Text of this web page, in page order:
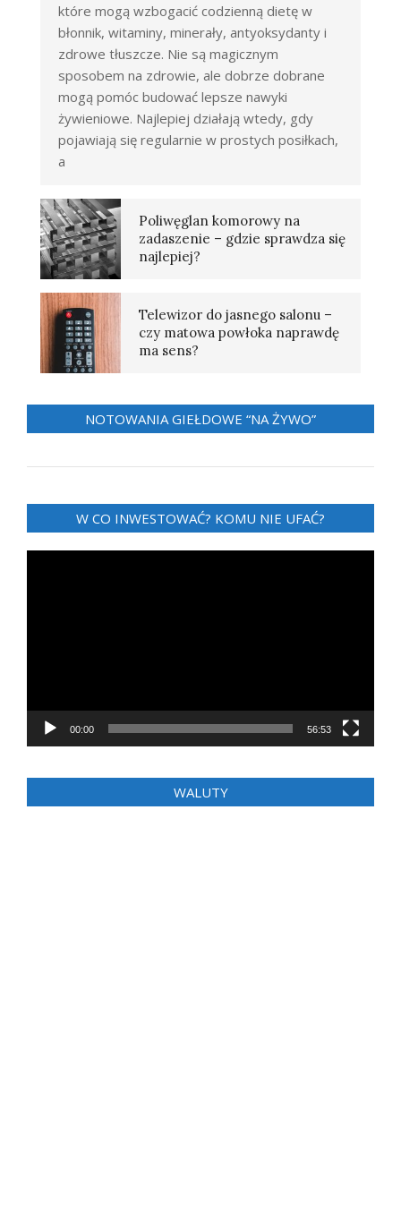
które mogą wzbogacić codzienną dietę w
błonnik, witaminy, minerały, antyoksydanty i
zdrowe tłuszcze. Nie są magicznym
sposobem na zdrowie, ale dobrze dobrane
mogą pomóc budować lepsze nawyki
żywieniowe. Najlepiej działają wtedy, gdy
pojawiają się regularnie w prostych posiłkach,
a
Poliwęglan komorowy na
zadaszenie – gdzie sprawdza się
najlepiej?
Telewizor do jasnego salonu –
czy matowa powłoka naprawdę
ma sens?
NOTOWANIA GIEŁDOWE “NA ŻYWO”
W CO INWESTOWAĆ? KOMU NIE UFAĆ?
00:00 56:53
WALUTY